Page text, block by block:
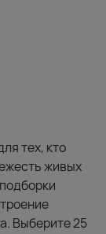
тех, кто
живых
Выберите 25